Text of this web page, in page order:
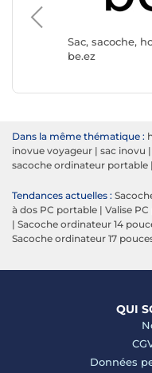
Sac, sacoche,
be.ez
Dans la même thématique :
inovue voyageur | sac inovu |
sacoche ordinateur portable |
Tendances actuelles :
à dos PC portable | Valise
| Sacoche ordinateur 14
Sacoche ordinateur 17
QUI
Données